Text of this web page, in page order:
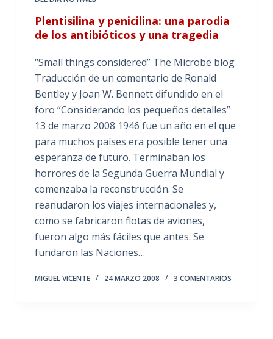
Plentisilina y penicilina: una parodia
de los antibióticos y una tragedia
“Small things considered” The Microbe blog
Traducción de un comentario de Ronald
Bentley y Joan W. Bennett difundido en el
foro “Considerando los pequeños detalles”
13 de marzo 2008 1946 fue un año en el que
para muchos países era posible tener una
esperanza de futuro. Terminaban los
horrores de la Segunda Guerra Mundial y
comenzaba la reconstrucción. Se
reanudaron los viajes internacionales y,
como se fabricaron flotas de aviones,
fueron algo más fáciles que antes. Se
fundaron las Naciones…
MIGUEL VICENTE 24 MARZO 2008 3 COMENTARIOS